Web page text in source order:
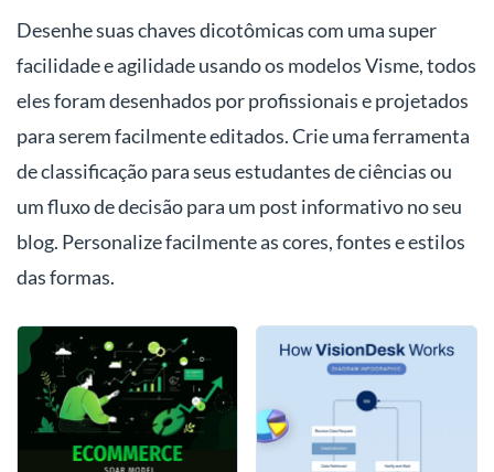
Desenhe suas chaves dicotômicas com uma super
facilidade e agilidade usando os modelos Visme, todos
eles foram desenhados por profissionais e projetados
para serem facilmente editados. Crie uma ferramenta
de classificação para seus estudantes de ciências ou
um fluxo de decisão para um post informativo no seu
blog. Personalize facilmente as cores, fontes e estilos
das formas.